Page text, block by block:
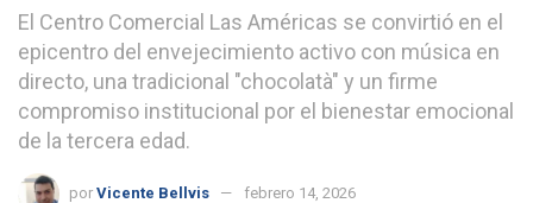
El Centro Comercial Las Américas se convirtió en el
epicentro del envejecimiento activo con música en
directo, una tradicional "chocolatà" y un firme
compromiso institucional por el bienestar emocional
de la tercera edad.
por Vicente Bellvis febrero 14, 2026